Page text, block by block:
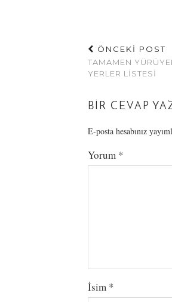
ÖNCEKİ POST
TAMAMEN
YERLER LISTESI
BIR CEVAP
E-posta hesabınız
Yorum *
İsim *